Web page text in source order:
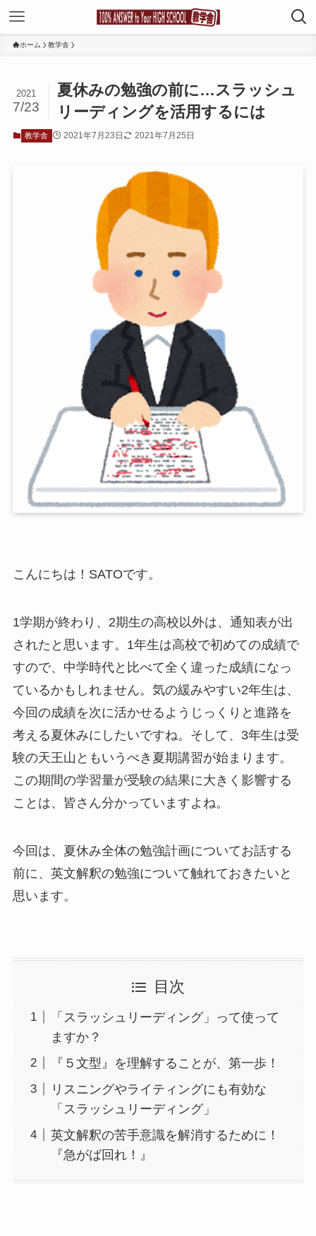
ホーム 教学舎
夏休みの勉強の前に…スラッシュ
リーディングを活用するには
2021
7/23
教学舎 2021年7月23日 2021年7月25日
こんにちは！SATOです。
1学期が終わり、2期生の高校以外は、通知表が出
されたと思います。1年生は高校で初めての成績で
すので、中学時代と比べて全く違った成績になっ
ているかもしれません。気の緩みやすい2年生は、
今回の成績を次に活かせるようじっくりと進路を
考える夏休みにしたいですね。そして、3年生は受
験の天王山ともいうべき夏期講習が始まります。
この期間の学習量が受験の結果に大きく影響する
ことは、皆さん分かっていますよね。
今回は、夏休み全体の勉強計画についてお話する
前に、英文解釈の勉強について触れておきたいと
思います。
目次
「スラッシュリーディング」って使って
ますか？
『５文型』を理解することが、第一歩！
リスニングやライティングにも有効な
「スラッシュリーディング」
英文解釈の苦手意識を解消するために！
『急がば回れ！』